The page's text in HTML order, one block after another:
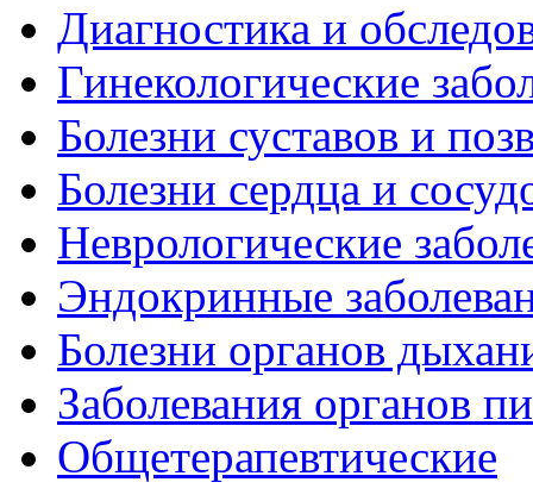
Диагностика и
Гинекологические
Болезни суставов и
Болезни сердца и
Неврологические
Эндокринные
Болезни органов
Заболевания органов
Общетерапевтические